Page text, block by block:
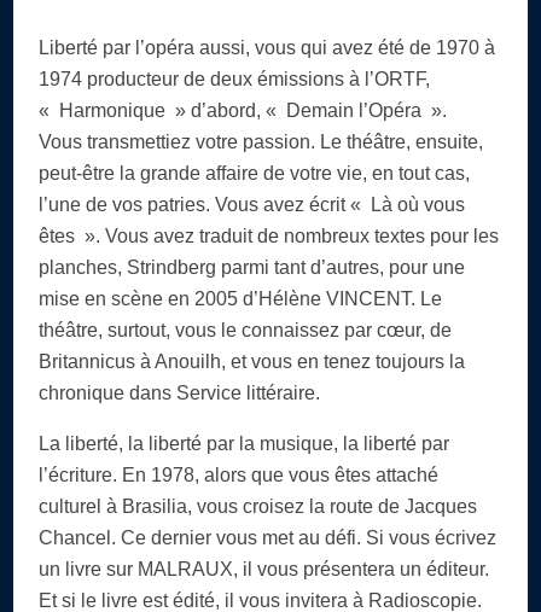
Liberté par l’opéra aussi, vous qui avez été de 1970 à
1974 producteur de deux émissions à l’ORTF,
« Harmonique » d’abord, « Demain l’Opéra ».
Vous transmettiez votre passion. Le théâtre, ensuite,
peut-être la grande affaire de votre vie, en tout cas,
l’une de vos patries. Vous avez écrit « Là où vous
êtes ». Vous avez traduit de nombreux textes pour les
planches, Strindberg parmi tant d’autres, pour une
mise en scène en 2005 d’Hélène VINCENT. Le
théâtre, surtout, vous le connaissez par cœur, de
Britannicus à Anouilh, et vous en tenez toujours la
chronique dans Service littéraire.
La liberté, la liberté par la musique, la liberté par
l’écriture. En 1978, alors que vous êtes attaché
culturel à Brasilia, vous croisez la route de Jacques
Chancel. Ce dernier vous met au défi. Si vous écrivez
un livre sur MALRAUX, il vous présentera un éditeur.
Et si le livre est édité, il vous invitera à Radioscopie.